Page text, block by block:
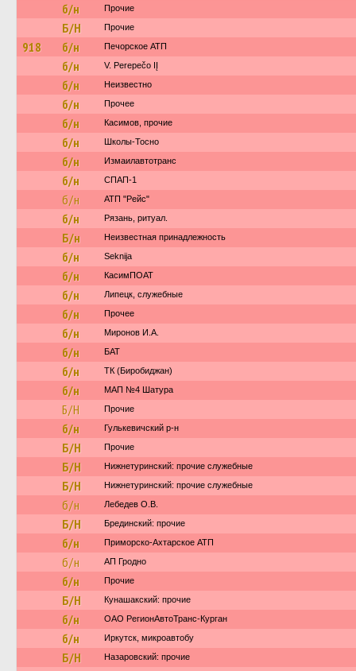
б/н Прочие
Б/Н Прочие
918 б/н Печорское АТП
б/н V. Perepečo IĮ
б/н Неизвестно
б/н Прочее
б/н Касимов, прочие
б/н Школы-Тосно
б/н Измаилавтотранс
б/н СПАП-1
б/н АТП "Рейс"
б/н Рязань, ритуал.
Б/н Неизвестная принадлежность
б/н Seknija
б/н КасимПОАТ
б/н Липецк, служебные
б/н Прочее
б/н Миронов И.А.
б/н БАТ
б/н ТК (Биробиджан)
б/н МАП №4 Шатура
Б/Н Прочие
б/н Гулькевичский р-н
Б/Н Прочие
Б/Н Нижнетуринский: прочие служебные
Б/Н Нижнетуринский: прочие служебные
б/н Лебедев О.В.
Б/Н Брединский: прочие
б/н Приморско-Ахтарское АТП
б/н АП Гродно
б/н Прочие
Б/Н Кунашакский: прочие
б/н ОАО РегионАвтоТранс-Курган
б/н Иркутск, микроавтобу
Б/Н Назаровский: прочие